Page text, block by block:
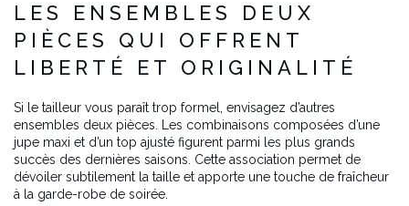
LES ENSEMBLES DEUX
PIÈCES QUI OFFRENT
LIBERTÉ ET ORIGINALITÉ
Si le tailleur vous paraît trop formel, envisagez d’autres
ensembles deux pièces. Les combinaisons composées d’une
jupe maxi et d’un top ajusté figurent parmi les plus grands
succès des dernières saisons. Cette association permet de
dévoiler subtilement la taille et apporte une touche de fraîcheur
à la garde-robe de soirée.